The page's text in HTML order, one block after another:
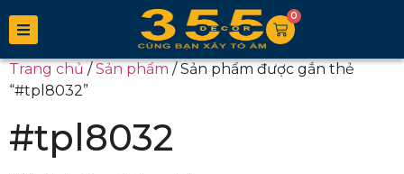
0
Trang chủ/Sản phẩm/ Sản phẩm được gắn thẻ
“#tpl8032”
#tpl8032